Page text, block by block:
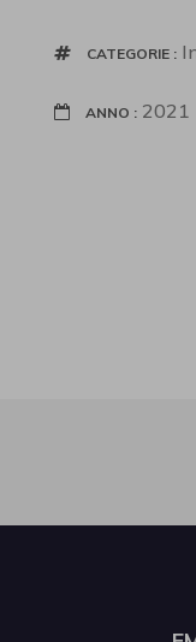
CATEGORIE
ANNO 2021